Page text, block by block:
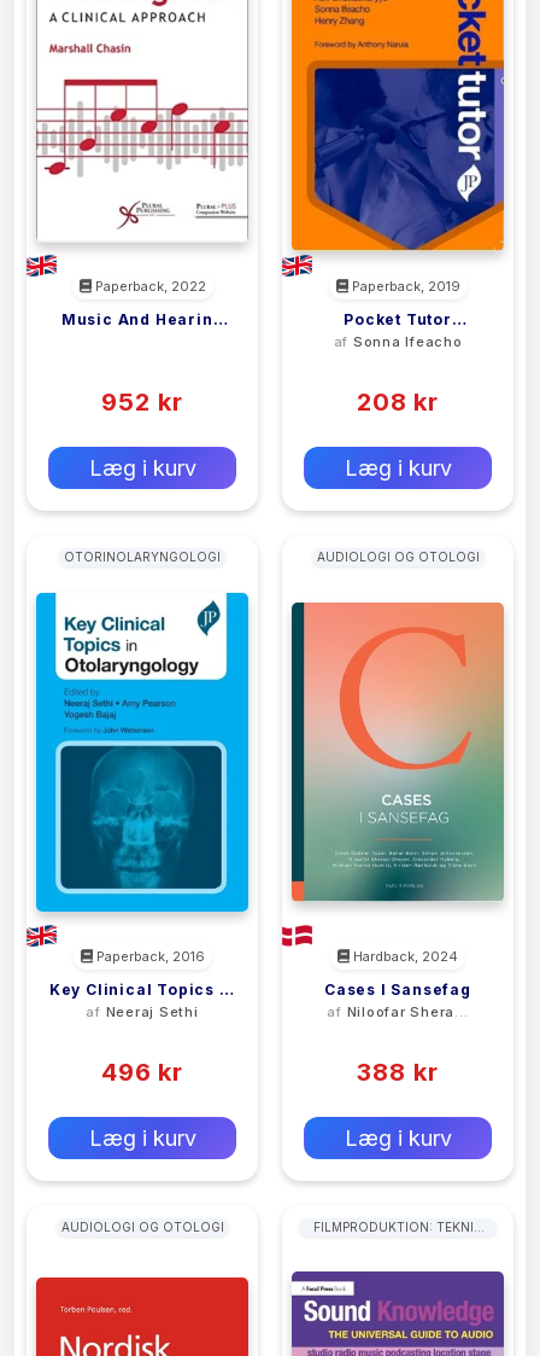
Paperback, 2022
Music And Hearing
952 kr
Læg i kurv
Paperback, 2019
Pocket Tutor
Otolaryngology
af Sonna Ifeacho
208 kr
Læg i kurv
OTORINOLARYNGOLOGI
Paperback, 2016
Key Clinical Topics In
Otolaryngology
af Neeraj Sethi
496 kr
Læg i kurv
AUDIOLOGI OG OTOLOGI
Hardback, 2024
Cases I Sansefag
af Niloofar Sherazi
388 kr
Læg i kurv
AUDIOLOGI OG OTOLOGI
FILMPRODUKTION: TEKNIK